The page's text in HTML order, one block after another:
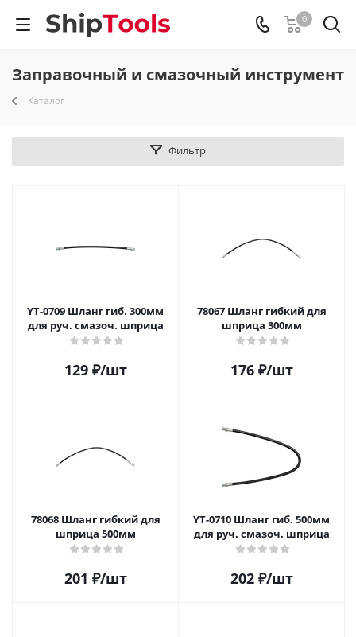
0
Заправочный и смазочный инструмент
Каталог
Фильтр
YT-0709 Шланг гиб. 300мм
для руч. смазоч. шприца
129₽/шт
78067 Шланг гибкий для
шприца 300мм
176₽/шт
78068 Шланг гибкий для
шприца 500мм
201 ₽/шт
YT-0710 Шланг гиб. 500мм
для руч. смазоч. шприца
202₽/шт